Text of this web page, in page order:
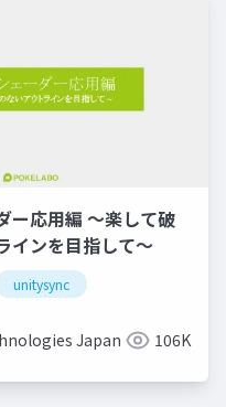
ー応用編 ～楽して破
インを目指して～
unitysync
Japan 106K